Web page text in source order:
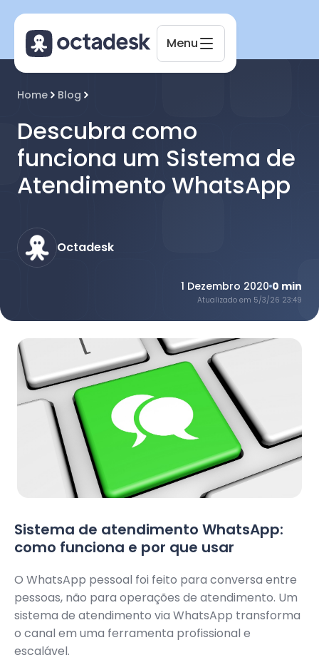
Menu
Home Blog
Descubra como
funciona um Sistema de
Atendimento WhatsApp
Octadesk
1 Dezembro 2020 0 min
Atualizado em 5/3/26 23:49
Sistema de atendimento WhatsApp:
como funciona e por que usar
O WhatsApp pessoal foi feito para conversa entre
pessoas, não para operações de atendimento. Um
sistema de atendimento via WhatsApp transforma
o canal em uma ferramenta profissional e
escalável.
Online agora